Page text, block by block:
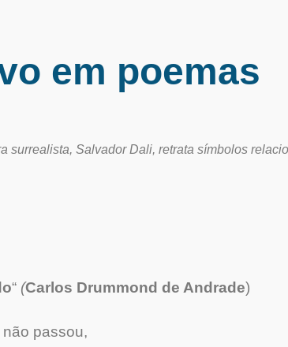
em poemas
surrealista, Salvador Dali, retrata símbolos
“(Carlos Drummond de Andrade)
passou,